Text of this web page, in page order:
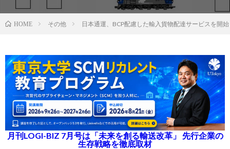
HOME その他 日本通運、BCP配慮した輸入貨物配達サービスを開始
月刊LOGI-BIZ 7月号は「未来を創る輸送改革」 先行企業の
生存戦略を徹底取材